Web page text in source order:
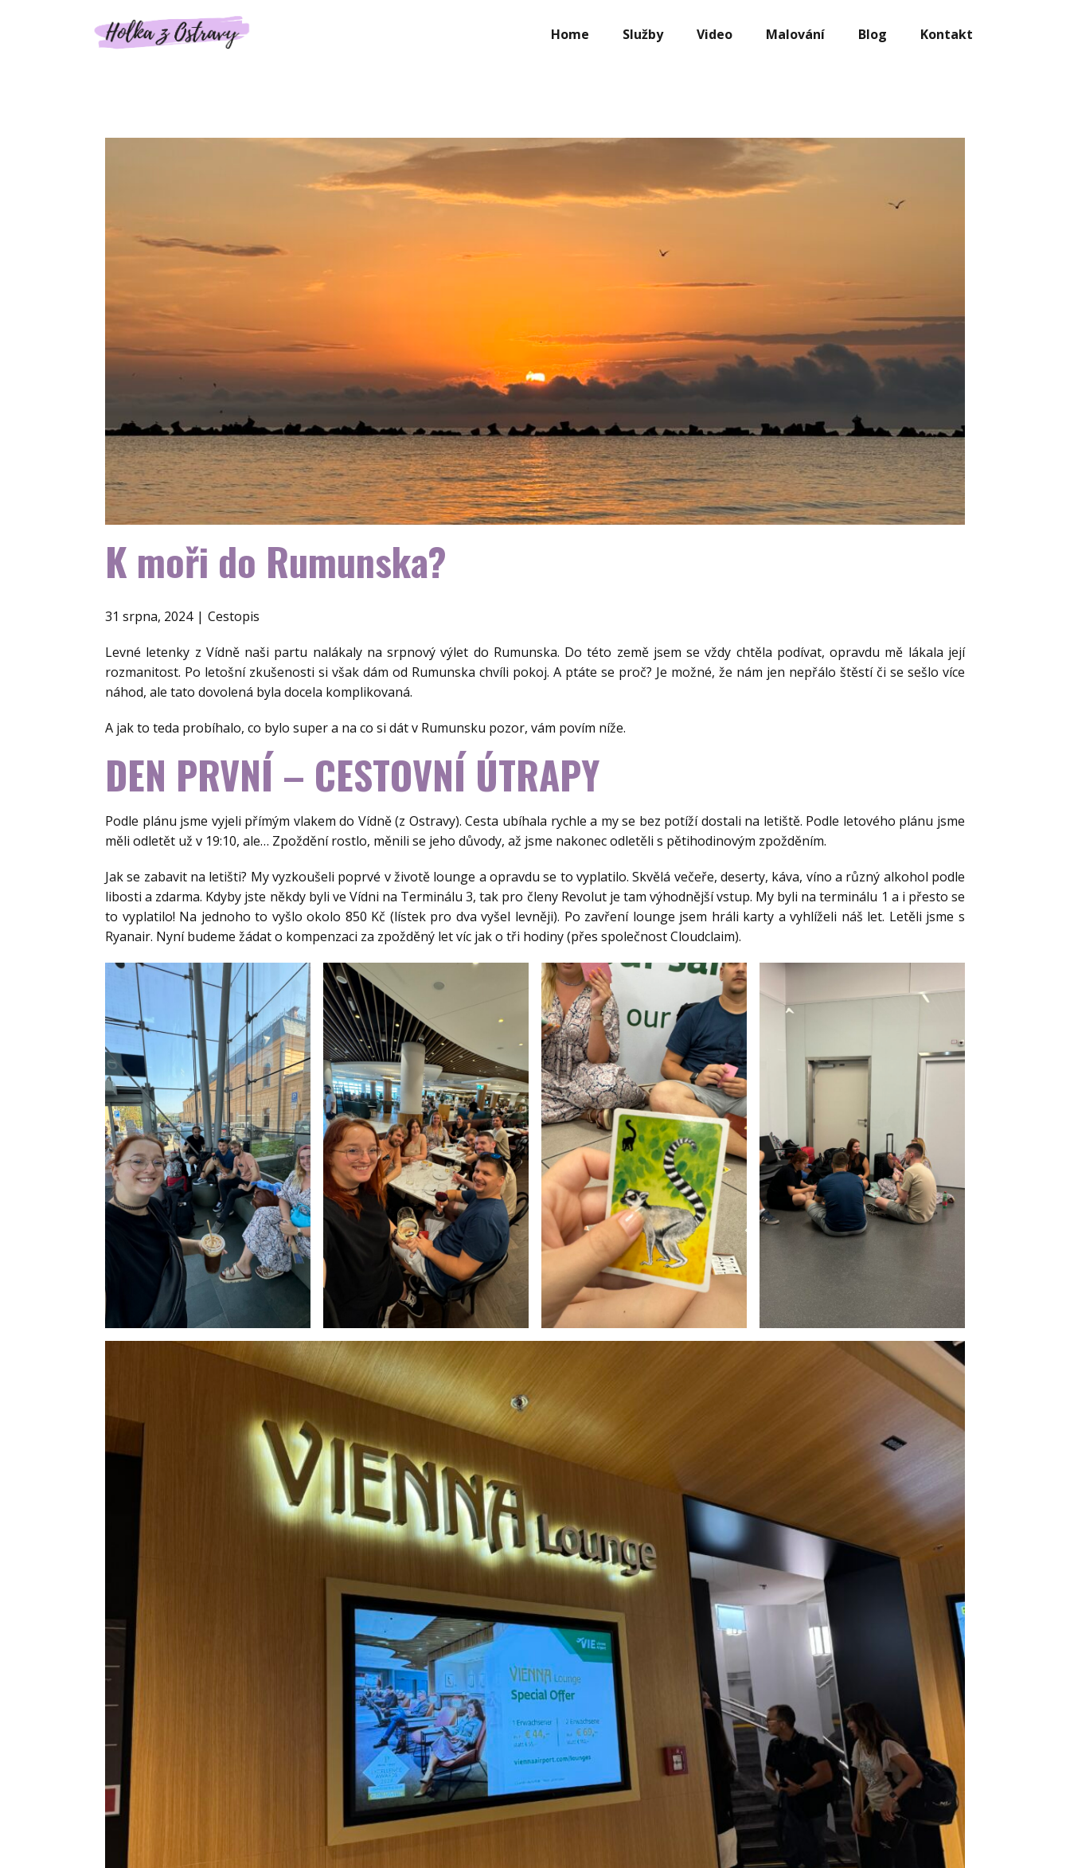
Home Služby Video Malování Blog Kontakt
K moři do Rumunska?
31 srpna, 2024 Cestopis
Levné letenky z Vídně naši partu nalákaly na srpnový výlet do Rumunska. Do této země jsem se vždy chtěla podívat, opravdu mě lákala její
rozmanitost. Po letošní zkušenosti si však dám od Rumunska chvíli pokoj. A ptáte se proč? Je možné, že nám jen nepřálo štěstí či se sešlo více
náhod, ale tato dovolená byla docela komplikovaná.
A jak to teda probíhalo, co bylo super a na co si dát v Rumunsku pozor, vám povím níže.
DEN PRVNÍ – CESTOVNÍ ÚTRAPY
Podle plánu jsme vyjeli přímým vlakem do Vídně (z Ostravy). Cesta ubíhala rychle a my se bez potíží dostali na letiště. Podle letového plánu jsme
měli odletět už v 19:10, ale… Zpoždění rostlo, měnili se jeho důvody, až jsme nakonec odletěli s pětihodinovým zpožděním.
Jak se zabavit na letišti? My vyzkoušeli poprvé v životě lounge a opravdu se to vyplatilo. Skvělá večeře, deserty, káva, víno a různý alkohol podle
libosti a zdarma. Kdyby jste někdy byli ve Vídni na Terminálu 3, tak pro členy Revolut je tam výhodnější vstup. My byli na terminálu 1 a i přesto se
to vyplatilo! Na jednoho to vyšlo okolo 850 Kč (lístek pro dva vyšel levněji). Po zavření lounge jsem hráli karty a vyhlíželi náš let. Letěli jsme s
Ryanair. Nyní budeme žádat o kompenzaci za zpožděný let víc jak o tři hodiny (přes společnost Cloudclaim).